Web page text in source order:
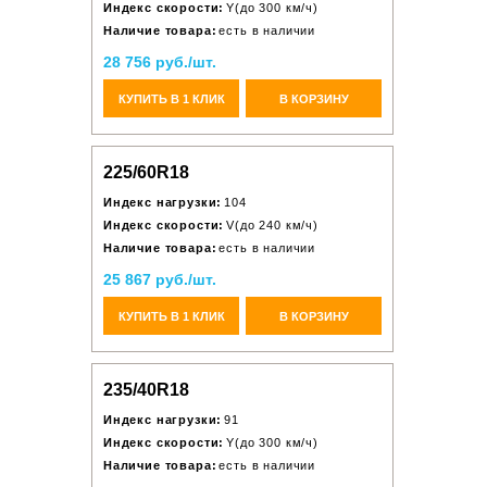
Индекс скорости: Y(до 300 км/ч)
Наличие товара: есть в наличии
28 756 руб./шт.
КУПИТЬ В 1 КЛИК В КОРЗИНУ
225/60R18
Индекс нагрузки: 104
Индекс скорости: V(до 240 км/ч)
Наличие товара: есть в наличии
25 867 руб./шт.
КУПИТЬ В 1 КЛИК В КОРЗИНУ
235/40R18
Индекс нагрузки: 91
Индекс скорости: Y(до 300 км/ч)
Наличие товара: есть в наличии